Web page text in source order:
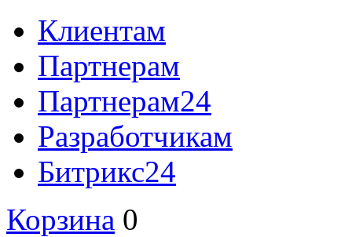
Клиентам
Партнерам
Партнерам24
Разработчикам
Битрикс24
Корзина 0